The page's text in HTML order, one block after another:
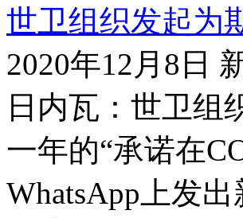
世卫组织发起为
2020年12月8日
日内瓦：世卫组
一年的“承诺在
WhatsApp上发